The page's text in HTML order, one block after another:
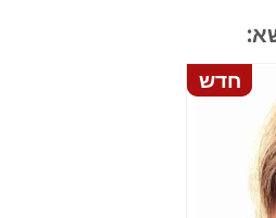
חדש
חדש